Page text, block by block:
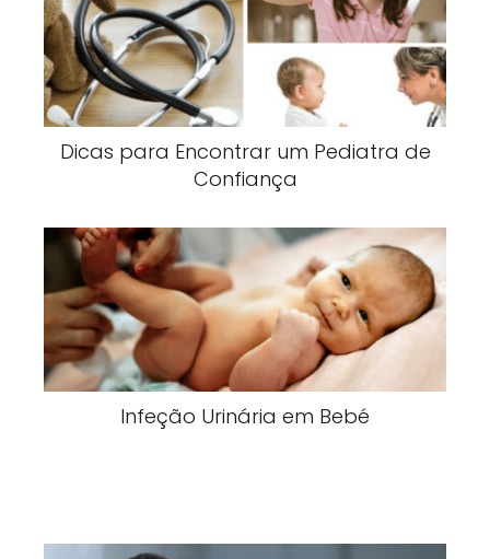
Dicas para Encontrar um Pediatra de
Confiança
Infeção Urinária em Bebé